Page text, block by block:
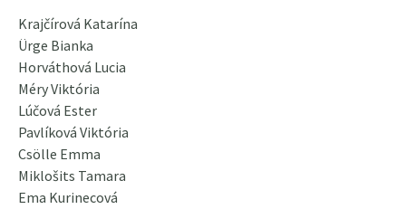
Krajčírová Katarína
Ürge Bianka
Horváthová Lucia
Méry Viktória
Lúčová Ester
Pavlíková Viktória
Csölle Emma
Miklošits Tamara
Ema Kurinecová